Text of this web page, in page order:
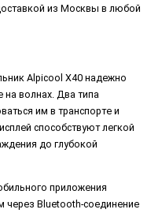
из Москвы в любой
Alpicool X40 надежно
на волнах. Два типа
им в транспорте и
способствуют легкой
до глубокой
приложения
через Bluetooth-соединение